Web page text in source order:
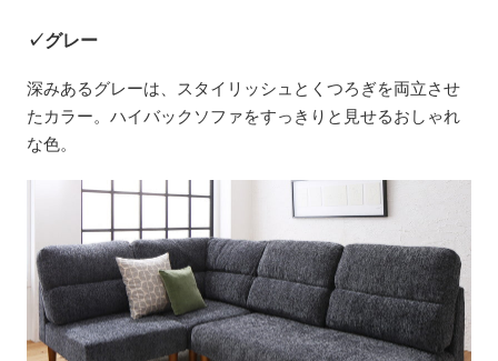
✓グレー
深みあるグレーは、スタイリッシュとくつろぎを両立させ
たカラー。ハイバックソファをすっきりと見せるおしゃれ
な色。